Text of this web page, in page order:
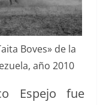
Boves» de la
año 2010
Espe­jo fue